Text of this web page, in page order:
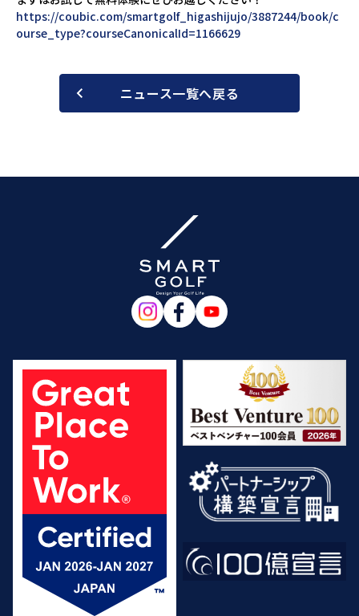
https://coubic.com/smartgolf_higashijujo/3887244/book/c
ourse_type?courseCanonicalId=1166629
ニュース一覧へ戻る